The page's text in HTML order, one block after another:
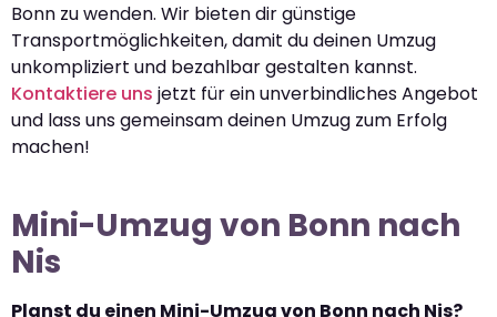
Bonn zu wenden. Wir bieten dir günstige
Transportmöglichkeiten, damit du deinen Umzug
unkompliziert und bezahlbar gestalten kannst.
Kontaktiere uns jetzt für ein unverbindliches Angebot
und lass uns gemeinsam deinen Umzug zum Erfolg
machen!
Mini-Umzug von Bonn nach
Nis
Planst du einen Mini-Umzug von Bonn nach Nis?